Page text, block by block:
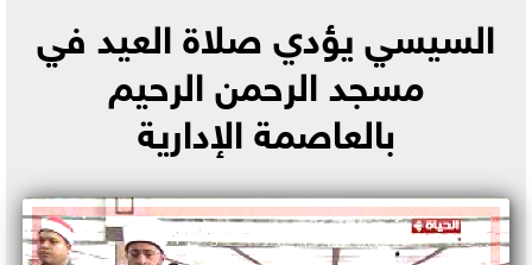
السيسي يؤدي صلاة العيد في
مسجد الرحمن الرحيم
بالعاصمة الإدارية